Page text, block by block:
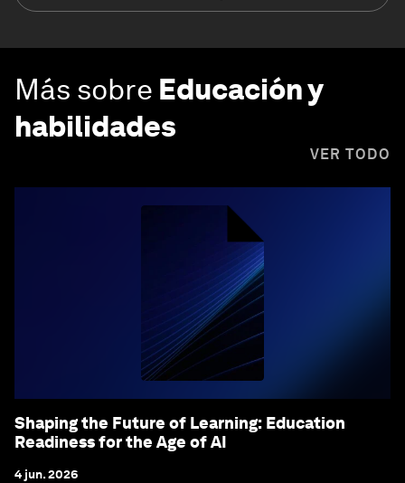
Más sobre Educación y
habilidades
VER TODO
Shaping the Future of Learning: Education
Readiness for the Age of AI
4 jun. 2026